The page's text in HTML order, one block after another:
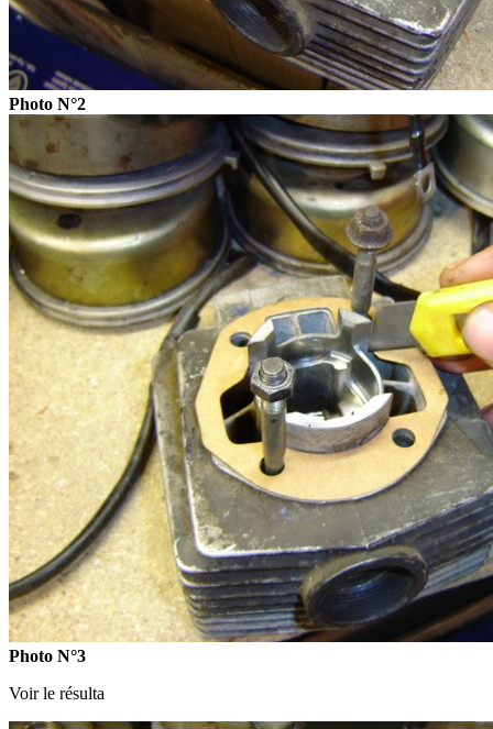
Photo N°2
Photo N°3
Voir le résulta